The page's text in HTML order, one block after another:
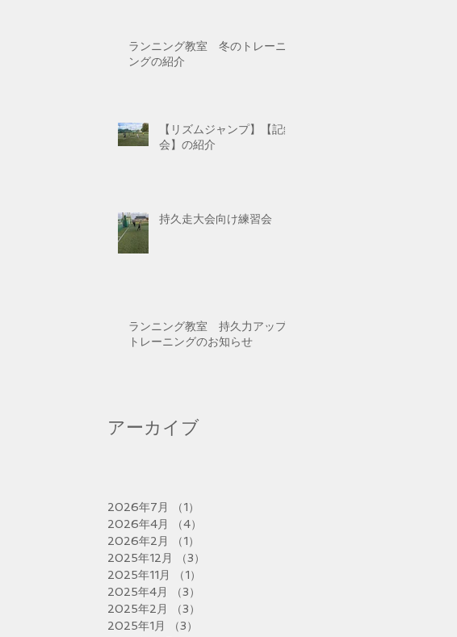
ランニング教室 冬のトレーニ
ングの紹介
【リズムジャンプ】【記録
会】の紹介
持久走大会向け練習会
ランニング教室 持久力アップ
トレーニングのお知らせ
アーカイブ
2026年7月 （1）
2026年4月
（4）
2026年2月
（1）
2025年12月
（3）
2025年11月
（1）
2025年4月
（3）
2025年2月
（3）
2025年1月
（3）